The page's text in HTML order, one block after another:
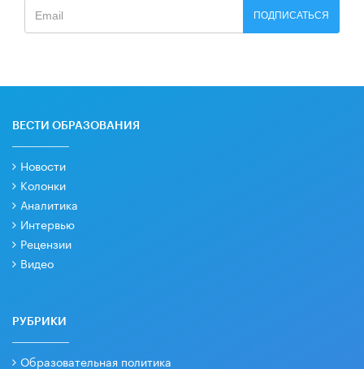
ПОДПИСАТЬСЯ
ВЕСТИ ОБРАЗОВАНИЯ
Новости
Колонки
Аналитика
Интервью
Рецензии
Видео
РУБРИКИ
Образовательная политика